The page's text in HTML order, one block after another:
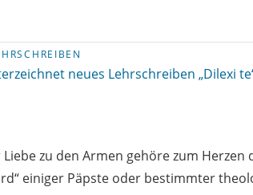
neues Lehrschreiben „Dilexi
zu den Armen gehöre zum Herzen
einiger Päpste oder bestimmter